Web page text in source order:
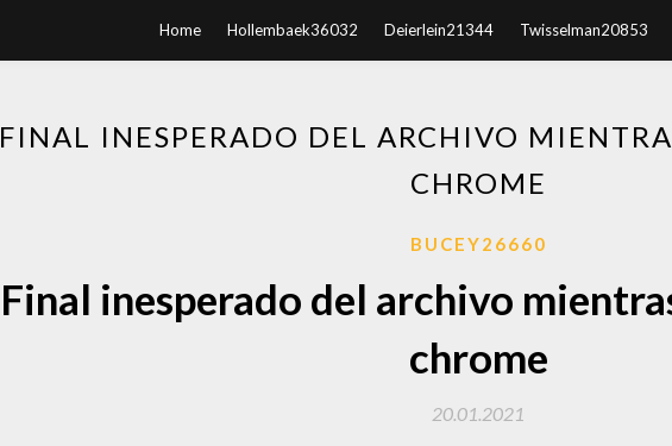
Home Hollembaek36032 Deierlein21344 Twisselman20853
FINAL INESPERADO DEL ARCHIVO
CHROME
BUCEY26660
Final inesperado del archivo
chrome
20.01.2021